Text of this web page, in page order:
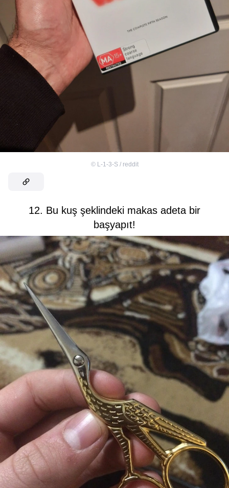
© L-1-3-S / reddit
12. Bu kuş şeklindeki makas adeta bir
başyapıt!